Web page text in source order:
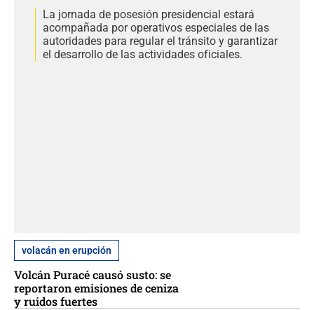
La jornada de posesión presidencial estará
acompañada por operativos especiales de las
autoridades para regular el tránsito y garantizar
el desarrollo de las actividades oficiales.
volacán en erupción
Volcán Puracé causó susto: se
reportaron emisiones de ceniza
y ruidos fuertes